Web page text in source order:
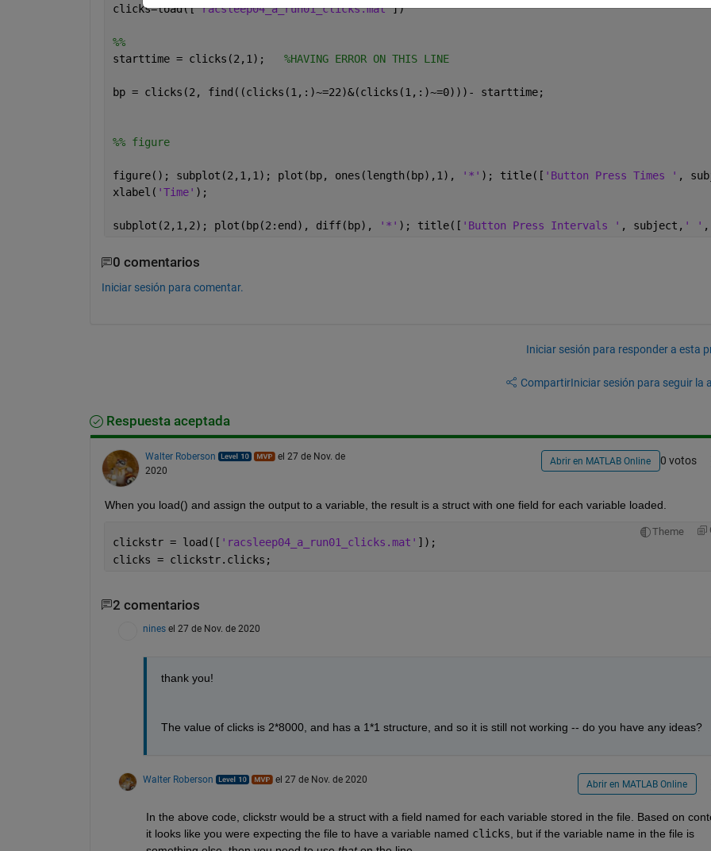
clicks=load(['racsleep04_a_run01_clicks.mat'])
%%
starttime = clicks(2,1); %HAVING ERROR ON THIS LINE
bp = clicks(2, find((clicks(1,:)~=22)&(clicks(1,:)~=0)))- starttime;
%% figure
figure(); subplot(2,1,1); plot(bp, ones(length(bp),1), '*' ); title([ 'Button Press Times ' ,
xlabel( 'Time' );
subplot(2,1,2); plot(bp(2:end), diff(bp), '*' ); title([ 'Button Press Intervals ' , subject, ' '
0 comentarios
Iniciar sesión para comentar.
Iniciar sesión para responder a esta
CompartirIniciar sesión para seguir la
Respuesta aceptada
Walter Roberson
el 27 de Nov. de
2020
Abrir en MATLAB Online 0 votos
When you load() and assign the output to a variable, the result is a struct with one field for each variable loaded.
Theme
clickstr = load([ 'racsleep04_a_run01_clicks.mat' ]);
clicks = clickstr.clicks;
2 comentarios
nines el 27 de Nov. de 2020
thank you!
The value of clicks is 2*8000, and has a 1*1 structure, and so it is still not working -- do you have any ideas?
Walter Roberson el 27 de Nov. de 2020 Abrir en MATLAB Online
In the above code, clickstr would be a struct with a field named for each variable stored in the file. Based on
it looks like you were expecting the file to have a variable named clicks , but if the variable name in the file is